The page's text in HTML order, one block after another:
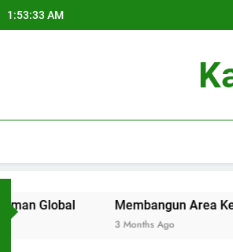
1:53:34 AM
Membangun Area Kerja Kreatif